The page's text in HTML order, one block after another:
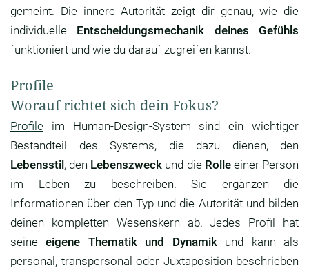
gemeint. Die innere Autorität zeigt dir genau, wie die
individuelle Entscheidungsmechanik deines Gefühls
funktioniert und wie du darauf zugreifen kannst.
Profile
Worauf richtet sich dein Fokus?
Profile im Human-Design-System sind ein wichtiger
Bestandteil des Systems, die dazu dienen, den
Lebensstil , den Lebenszweck und die Rolleeiner Person
im Leben zu beschreiben. Sie ergänzen die
Informationen über den Typ und die Autorität und bilden
deinen kompletten Wesenskern ab. Jedes Profil hat
seineeigene Thematik und Dynamikund kann als
personal, transpersonal oder Juxtaposition beschrieben